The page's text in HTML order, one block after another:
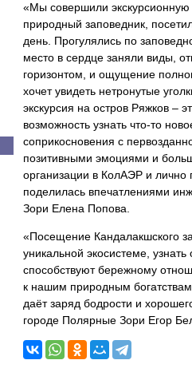
«Мы совершили
природный заповедник,
день. Прогулялись по
место в сердце заняли виды,
горизонтом, и ощущение
хочет увидеть нетронутые
экскурсия на остров Ряжков –
возможность узнать что-то
соприкосновения с
позитивными эмоциями и
организации в КолАЭР и лично
поделилась впечатлениями
Зори Елена Попова.
«Посещение Кандалакшского
уникальной экосистеме,
способствуют бережному
к нашим природным
даёт заряд бодрости и
городе Полярные Зори Егор